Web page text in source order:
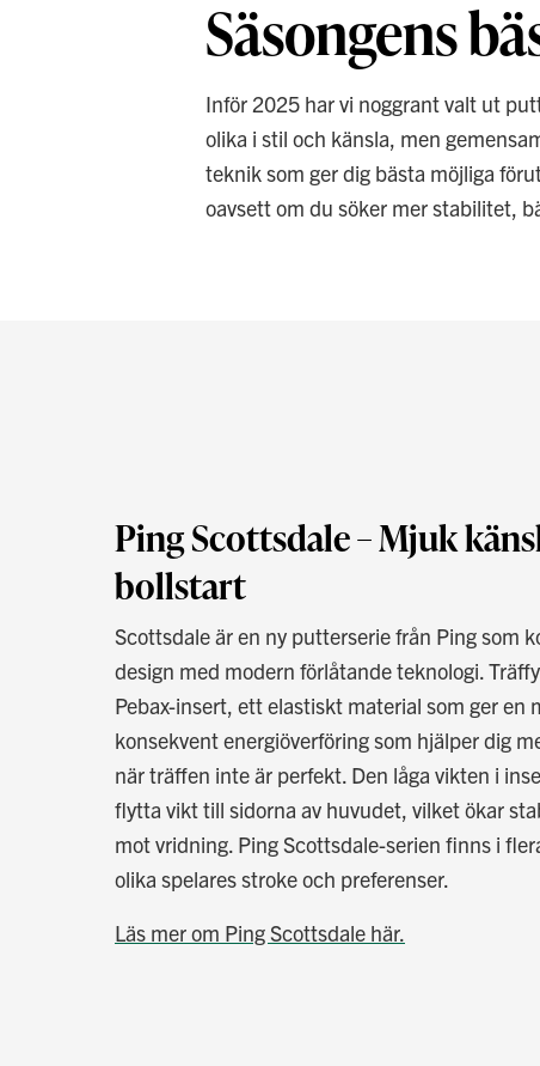
Säsongens
Inför 2025 har vi noggrant valt ut
olika i stil och känsla, men
teknik som ger dig bästa möjliga
oavsett om du söker mer stabilitet,
Ping Scottsdale – Mjuk
bollstart
Scottsdale är en ny putterserie från Ping som
design med modern förlåtande teknologi.
Pebax-insert, ett elastiskt material som ger en
konsekvent energiöverföring som hjälper dig
när träffen inte är perfekt. Den låga vikten i
flytta vikt till sidorna av huvudet, vilket ökar
mot vridning. Ping Scottsdale-serien finns i
olika spelares stroke och preferenser.
Läs mer om Ping Scottsdale här.